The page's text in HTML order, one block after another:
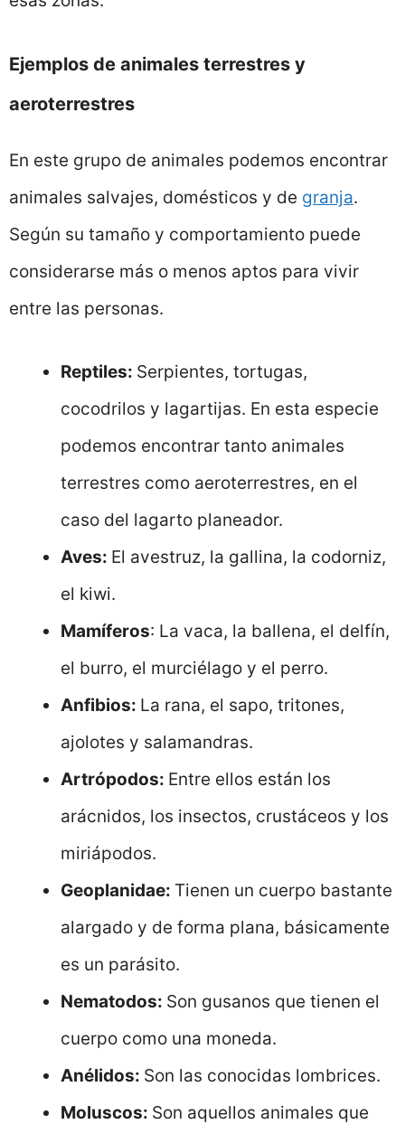
Ejemplos de animales terrestres y
aeroterrestres
En este grupo de animales podemos encontrar
animales salvajes, domésticos y de granja.
Según su tamaño y comportamiento puede
considerarse más o menos aptos para vivir
entre las personas.
Reptiles: Serpientes, tortugas,
cocodrilos y lagartijas. En esta especie
podemos encontrar tanto animales
terrestres como aeroterrestres, en el
caso del lagarto planeador.
Aves: El avestruz, la gallina, la codorniz,
el kiwi.
Mamíferos: La vaca, la ballena, el delfín,
el burro, el murciélago y el perro.
Anfibios: La rana, el sapo, tritones,
ajolotes y salamandras.
Artrópodos: Entre ellos están los
arácnidos, los insectos, crustáceos y los
miriápodos.
Geoplanidae: Tienen un cuerpo bastante
alargado y de forma plana, básicamente
es un parásito.
Nematodos: Son gusanos que tienen el
cuerpo como una moneda.
Anélidos: Son las conocidas lombrices.
Moluscos: Son aquellos animales que